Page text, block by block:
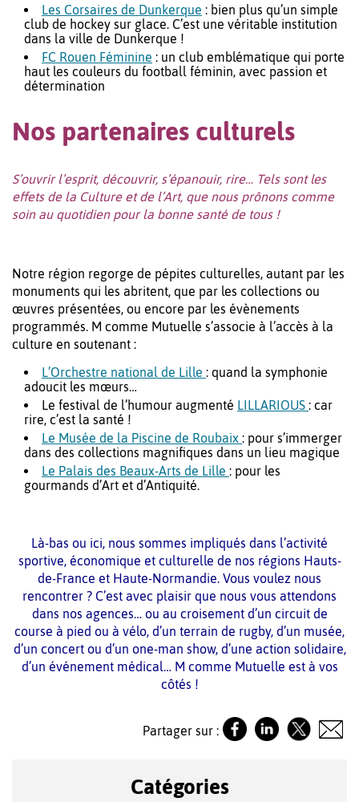
Les Corsaires de Dunkerque : bien plus qu’un simple
club de hockey sur glace. C’est une véritable institution
dans la ville de Dunkerque !
FC Rouen Féminine : un club emblématique qui porte
haut les couleurs du football féminin, avec passion et
détermination
Nos partenaires culturels
S’ouvrir l’esprit, découvrir, s’épanouir, rire… Tels sont les
effets de la Culture et de l’Art, que nous prônons comme
soin au quotidien pour la bonne santé de tous !
Notre région regorge de pépites culturelles, autant par les
monuments qui les abritent, que par les collections ou
œuvres présentées, ou encore par les évènements
programmés. M comme Mutuelle s’associe à l’accès à la
culture en soutenant :
L’Orchestre national de Lille : quand la symphonie
adoucit les mœurs…
Le festival de l’humour augmenté LILLARIOUS : car
rire, c’est la santé !
Le Musée de la Piscine de Roubaix : pour s’immerger
dans des collections magnifiques dans un lieu magique
Le Palais des Beaux-Arts de Lille : pour les
gourmands d’Art et d’Antiquité.
Là-bas ou ici, nous sommes impliqués dans l’activité
sportive, économique et culturelle de nos régions Hauts-
de-France et Haute-Normandie. Vous voulez nous
rencontrer ? C’est avec plaisir que nous vous attendons
dans nos agences… ou au croisement d’un circuit de
course à pied ou à vélo, d’un terrain de rugby, d’un musée,
d’un concert ou d’un one-man show, d’une action solidaire,
d’un événement médical… M comme Mutuelle est à vos
côtés !
Partager sur :
Catégories